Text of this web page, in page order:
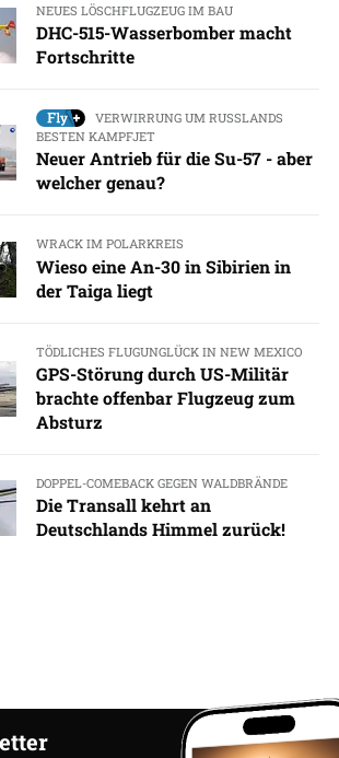
NEUES LÖSCHFLUGZEUG IM BAU
DHC-515-Wasserbomber macht
Fortschritte
VERWIRRUNG UM RUSSLANDS
BESTEN KAMPFJET
Neuer Antrieb für die Su-57 - aber
welcher genau?
WRACK IM POLARKREIS
Wieso eine An-30 in Sibirien in
der Taiga liegt
TÖDLICHES FLUGUNGLÜCK IN NEW MEXICO
GPS-Störung durch US-Militär
brachte offenbar Flugzeug zum
Absturz
DOPPEL-COMEBACK GEGEN WALDBRÄNDE
Die Transall kehrt an
Deutschlands Himmel zurück!